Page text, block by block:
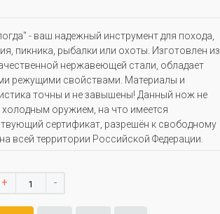
- ваш надежный инструмент для похода,
пикника, рыбалки или охоты. Изготовлен из
нержавеющей стали, обладает
режущими свойствами. Материалы и
точны и не завышены! Данный нож не
холодным оружием, на что имеется
сертификат, разрешён к свободному
всей территории Российской Федерации.
+ -